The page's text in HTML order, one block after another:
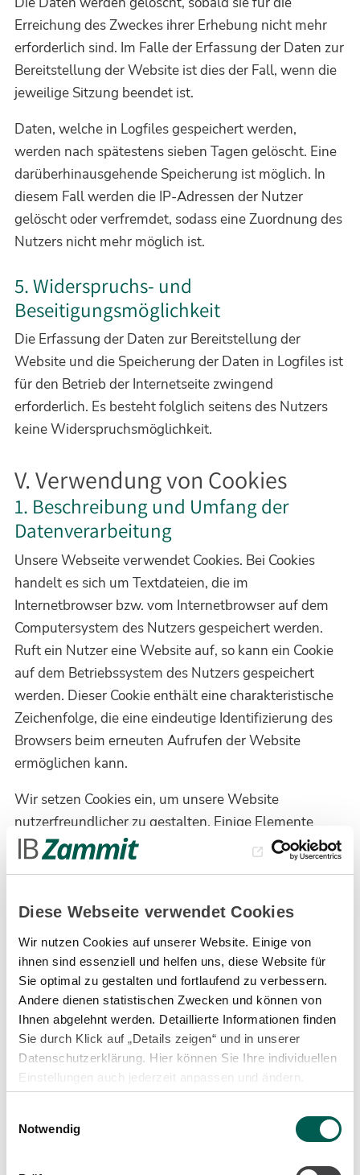
Diese Webseite verwendet Cookies
Wir nutzen Cookies auf unserer Website. Einige von
ihnen sind essenziell und helfen uns, diese Website für
Sie optimal zu gestalten und fortlaufend zu verbessern.
Andere dienen statistischen Zwecken und können von
Ihnen abgelehnt werden. Detaillierte Informationen finden
Sie durch Klick auf „Details zeigen“ und in unserer
Datenschutzerklärung. Hier können Sie Ihre individuellen
Einstellungen auch jederzeit anpassen und ändern.
Notwendig
Erreichung des Zweckes ihrer Erhebung nicht mehr
erforderlich sind. Im Falle der Erfassung der Daten zur
Bereitstellung der Website ist dies der Fall, wenn die
jeweilige Sitzung beendet ist.
Daten, welche in Logfiles gespeichert werden,
werden nach spätestens sieben Tagen gelöscht. Eine
darüberhinausgehende Speicherung ist möglich. In
diesem Fall werden die IP-Adressen der Nutzer
gelöscht oder verfremdet, sodass eine Zuordnung des
Nutzers nicht mehr möglich ist.
5. Widerspruchs- und
Beseitigungsmöglichkeit
Die Erfassung der Daten zur Bereitstellung der
Website und die Speicherung der Daten in Logfiles ist
für den Betrieb der Internetseite zwingend
erforderlich. Es besteht folglich seitens des Nutzers
keine Widerspruchsmöglichkeit.
V. Verwendung von Cookies
1. Beschreibung und Umfang der
Datenverarbeitung
Unsere Webseite verwendet Cookies. Bei Cookies
handelt es sich um Textdateien, die im
Internetbrowser bzw. vom Internetbrowser auf dem
Computersystem des Nutzers gespeichert werden.
Ruft ein Nutzer eine Website auf, so kann ein Cookie
auf dem Betriebssystem des Nutzers gespeichert
werden. Dieser Cookie enthält eine charakteristische
Zeichenfolge, die eine eindeutige Identifizierung des
Browsers beim erneuten Aufrufen der Website
ermöglichen kann.
Wir setzen Cookies ein, um unsere Website
nutzerfreundlicher zu gestalten. Einige Elemente
unserer Internetseite erfordern es, dass der
aufrufende Browser auch nach einem Seitenwechsel
folgende Daten von Ihnen erhoben und gespeichert:
Session-Code
Spracheinstellungen
Log-In-Informationen
Soweit andere Cookies (z.B. Cookies zur Analyse Ihres
Surfverhaltens) gespeichert werden, werden diese in
dieser Datenschutzerklärung gesondert behandelt.